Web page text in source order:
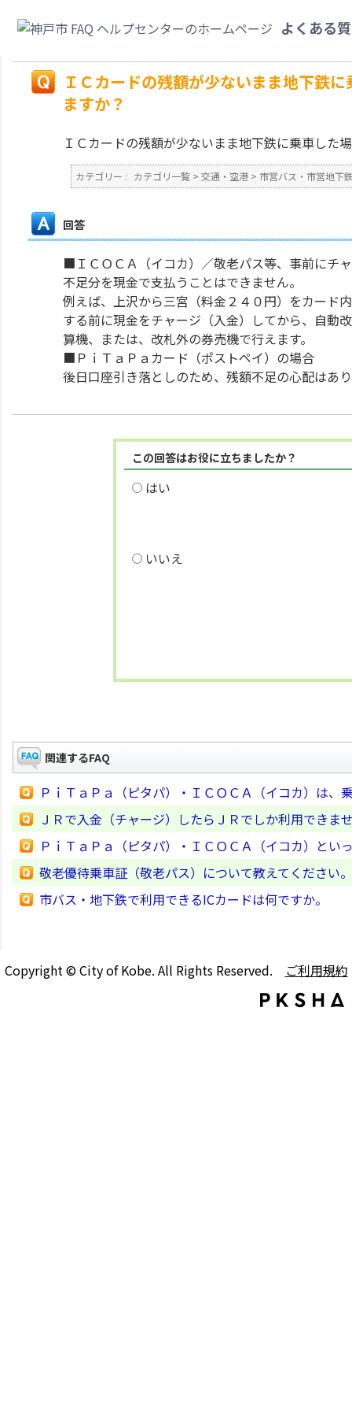
よくある
て降車できますか？
ＩＣカードの残額が少ないまま地下鉄
ますか？
ＩＣカードの残額が少ないまま地下鉄に乗車した
カテゴリー : カテゴリ一覧 > 交通・空港 > 市営バス・市営地下
回答
■ＩＣＯＣＡ（イコカ）／敬老パス等、事前にチ
不足分を現金で支払うことはできません。
例えば、上沢から三宮（料金２４０円）をカード
する前に現金をチャージ（入金）してから、自動
算機、または、改札外の券売機で行えます。
■ＰｉＴａＰａカード（ポストペイ）の場合
後日口座引き落としのため、残額不足の心配はあ
この回答はお役に立ちましたか？
はい
いいえ
関連するFAQ
ＰｉＴａＰａ（ピタパ）・ＩＣＯＣＡ（イコカ）は、
ＪＲで入金（チャージ）したらＪＲでしか利用できま
ＰｉＴａＰａ（ピタパ）・ＩＣＯＣＡ（イコカ）とい
敬老優待乗車証（敬老パス）について教えてください。
市バス・地下鉄で利用できるICカードは何ですか。
Copyright © City of Kobe. All Rights Reserved. ご利用規約